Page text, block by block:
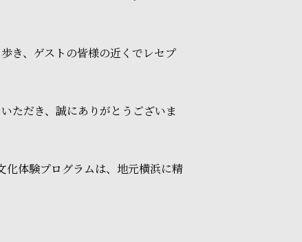
き、ゲストの皆様の近くでレセプ
ただき、誠にありがとうございま
化体験プログラムは、地元横浜に精